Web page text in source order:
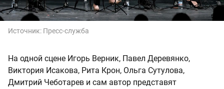
Источник: Пресс-служба
На одной сцене Игорь Верник, Павел Деревянко,
Виктория Исакова, Рита Крон, Ольга Сутулова,
Дмитрий Чеботарев и сам автор представят